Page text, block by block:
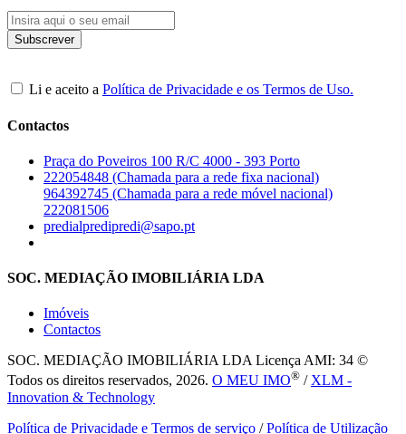
Li e aceito a Política de Privacidade e os Termos de Uso.
Contactos
Praça do Poveiros 100 R/C 4000 - 393 Porto
222054848 (Chamada para a rede fixa nacional)
964392745 (Chamada para a rede móvel nacional)
222081506
predialpredipredi@sapo.pt
SOC. MEDIAÇÃO IMOBILIÁRIA LDA
Imóveis
Contactos
SOC. MEDIAÇÃO IMOBILIÁRIA LDA Licença AMI: 34 ©
Todos os direitos reservados, 2026. O MEU IMO® /XLM -
Innovation & Technology
Política de Privacidade e Termos de serviço /Política de Utilização